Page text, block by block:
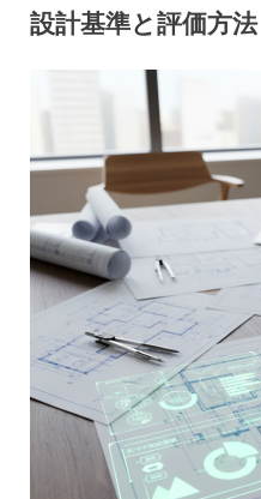
設計基準と評価方法